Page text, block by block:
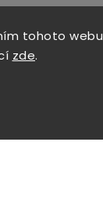
tohoto webu
zde.